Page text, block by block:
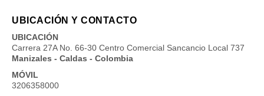
UBICACIÓN Y CONTACTO
UBICACIÓN
Carrera 27A No. 66-30 Centro Comercial Sancancio Local 737
Manizales - Caldas - Colombia
MÓVIL
3206358000